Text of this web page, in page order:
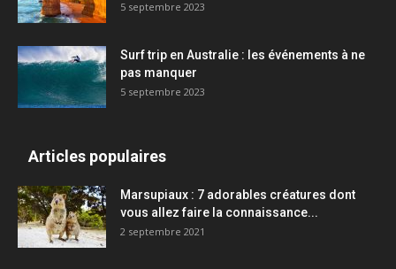
5 septembre 2023
Surf trip en Australie : les événements à ne
pas manquer
5 septembre 2023
Articles populaires
Marsupiaux : 7 adorables créatures dont
vous allez faire la connaissance...
2 septembre 2021